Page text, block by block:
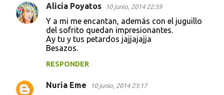
Alicia Poyatos 10 junio, 2014 22:59
Y a mi me encantan, además con el juguillo
del sofrito quedan impresionantes.
Ay tu y tus petardos jajjajajja
Besazos.
RESPONDER
Nuria Eme 10 junio, 2014 23:17